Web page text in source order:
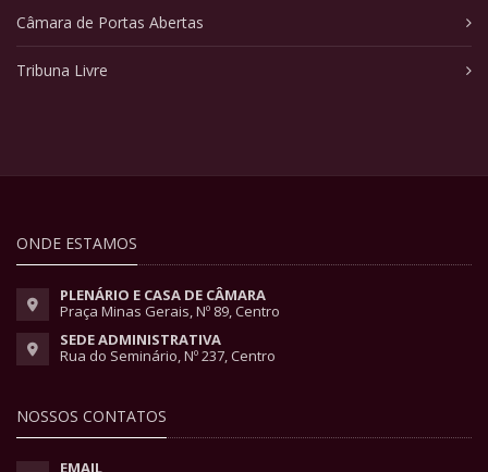
Câmara de Portas Abertas
Tribuna Livre
ONDE ESTAMOS
PLENÁRIO E CASA DE CÂMARA
Praça Minas Gerais, Nº 89, Centro
SEDE ADMINISTRATIVA
Rua do Seminário, Nº 237, Centro
NOSSOS CONTATOS
EMAIL